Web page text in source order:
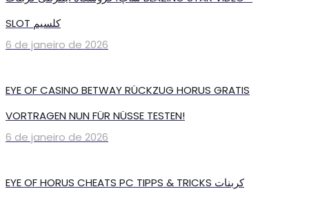
SLOT کلسیم
6 de janeiro de 2026
EYE OF CASINO BETWAY RÜCKZUG HORUS GRATIS
VORTRAGEN NUN FÜR NÜSSE TESTEN!
6 de janeiro de 2026
EYE OF HORUS CHEATS PC TIPPS & TRICKS کربنات